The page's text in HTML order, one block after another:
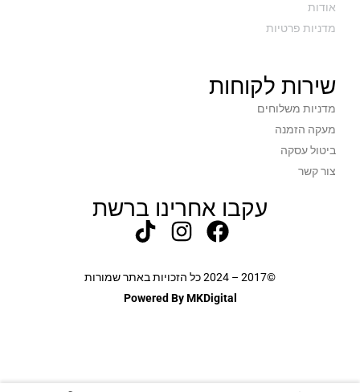
אודות
מדניות פרטיות
שירות לקוחות
מדניות משלוחים
מעקה הזמנה
ביטול עסקה
צור קשר
עקבו אחרינו ברשת
©2017 – 2024 כל הזכויות באתר שמורות
Powered By MKDigital